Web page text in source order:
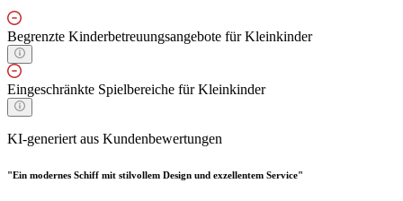
Begrenzte Kinderbetreuungsangebote für Kleinkinder
Eingeschränkte Spielbereiche für Kleinkinder
KI-generiert aus Kundenbewertungen
"Ein modernes Schiff mit stilvollem Design und exzellentem Service"